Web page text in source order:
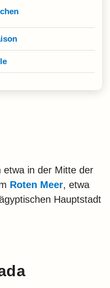
etwa in der Mitte der
Roten Meer, etwa
Hauptstadt